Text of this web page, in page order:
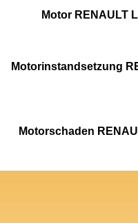
Motor RENAULT
Motorinstandsetzung
Motorschaden